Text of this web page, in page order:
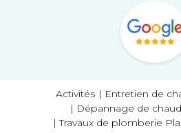
Activités
Entretien de
Dépannage de
Travaux de plomberie